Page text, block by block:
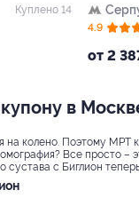
Куплено 14
от 2
4.9
в
колено. Поэтому
Все просто –
с Биглион